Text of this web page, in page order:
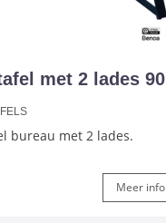
met 2 lades 90
bureau met 2 lades.
Meer info